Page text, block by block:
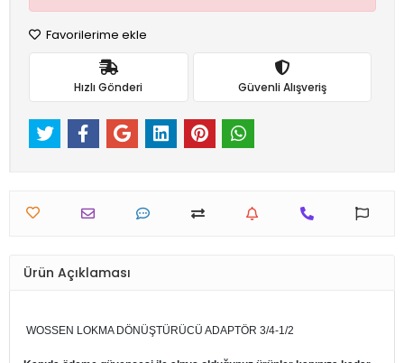
Favorilerime ekle
Hızlı Gönderi Güvenli Alışveriş
Ürün Açıklaması
WOSSEN LOKMA DÖNÜŞTÜRÜCÜ ADAPTÖR 3/4-1/2